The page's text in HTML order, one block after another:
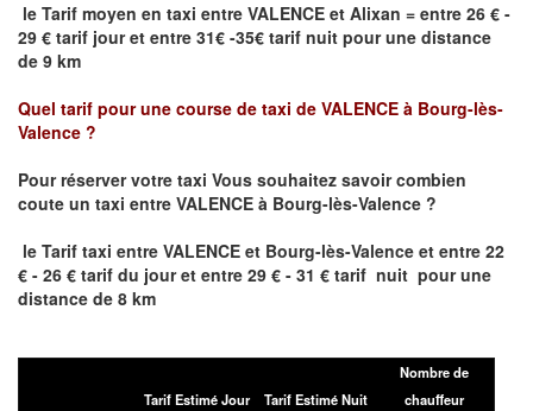
le Tarif moyen en taxi entre VALENCE et Alixan = entre 26 € -
29 € tarif jour et entre 31€ -35€ tarif nuit pour une distance
de 9 km
Quel tarif pour une course de taxi de VALENCE à Bourg-lès-
Valence ?
Pour réserver votre taxi Vous souhaitez savoircombien
coute un taxi entre VALENCE à Bourg-lès-Valence ?
le Tarif taxi entre VALENCE et Bourg-lès-Valence et entre 22
€ - 26 € tarif du jour et entre 29 € - 31 € tarif nuit pour une
distance de 8 km
Tarif Estimé Jour Tarif Estimé Nuit
Nombre de
chauffeur